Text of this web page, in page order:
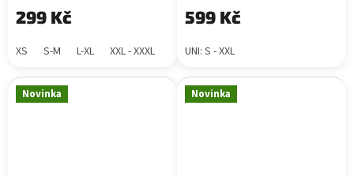
299 Kč
XS S-M L-XL XXL - XXXL
599 Kč
UNI: S - XXL
Novinka Novinka